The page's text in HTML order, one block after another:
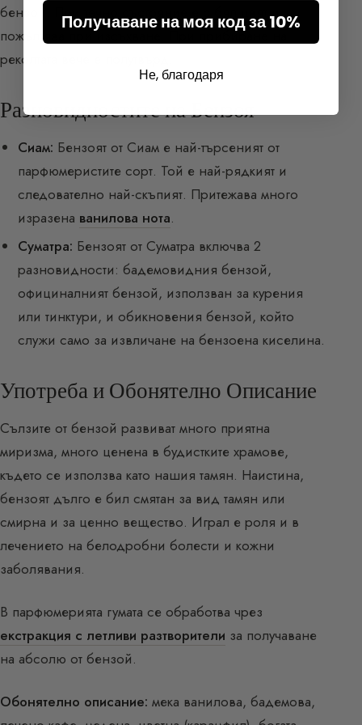
бензой. При течно състояние е с бял цвят и
пожълтява при изсъхване. При прибиране на
реколтата вече е полутвърд.
Разновидностите на Бензоя
Сиам: Бензоят от Сиам е най-търсеният от
парфюмеристите сорт. Той е най-рядкият и
следователно най-скъпият. Притежава много
изразена ванилова нота.
Суматра: Бензоят от Суматра включва 2
разновидности: бадемовидния бензой,
официналният бензой, използван за курения
или тинктури, и обикновения бензой, който
служи само за извличане на бензоена киселина.
Употреба и Обонятелно Описание
Сълзите от бензой развиват много приятна
миризма, много ценена в будистките храмове,
където се използва като нашия тамян. Наистина,
бензоят дълго е бил смятан за вид тамян или
смирна и за ценно вещество. Играл е роля и в
лечението на белодробни болести и кожни
заболявания.
В парфюмерията гумата се обработва чрез
екстракция с летливи разтворители за получаване
на абсолю от бензой.
Обонятелно описание: мека ванилова, бадемова,
Получаване на моя код за 10%
Не, благодаря